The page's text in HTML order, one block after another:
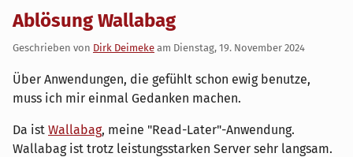
Ablösung Wallabag
Geschrieben von Dirk Deimeke am Dienstag, 19. November 2024
Über Anwendungen, die gefühlt schon ewig benutze,
muss ich mir einmal Gedanken machen.
Da ist Wallabag, meine "Read-Later"-Anwendung.
Wallabag ist trotz leistungsstarken Server sehr langsam.